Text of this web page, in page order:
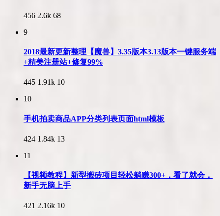
456 2.6k 68
9
2018最新更新整理【魔兽】3.35版本3.13版本一键服务端
+精美注册站+修复99%
445 1.91k 10
10
手机拍卖商品APP分类列表页面html模板
424 1.84k 13
11
【视频教程】新型搬砖项目轻松躺赚300+，看了就会，
新手无脑上手
421 2.16k 10